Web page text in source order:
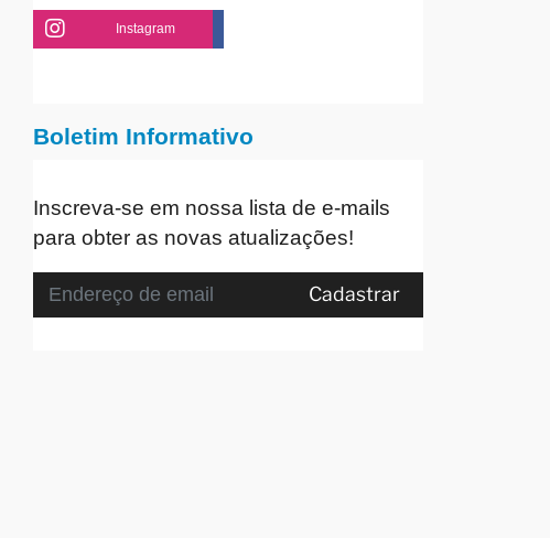
Instagram
Boletim Informativo
Inscreva-se em nossa lista de e-mails
para obter as novas atualizações!
Cadastrar